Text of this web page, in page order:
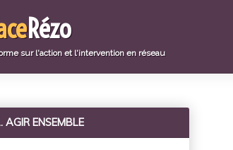
Rézo
sur l'action et l'intervention en réseau
AGIR ENSEMBLE